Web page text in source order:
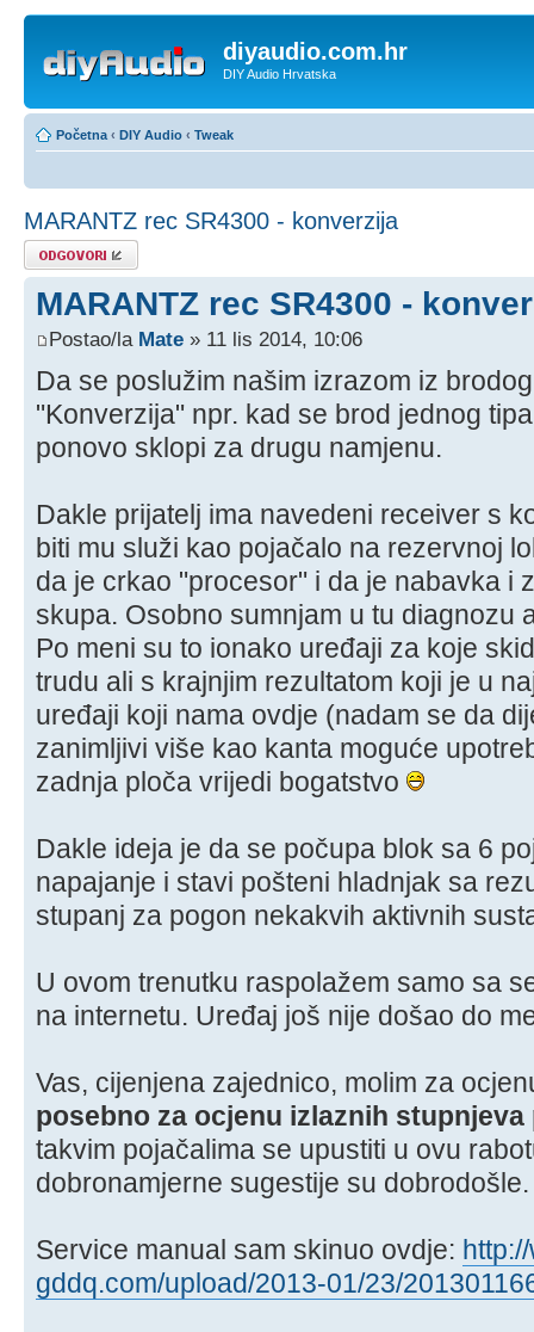
diyaudio.com.hr
DIY Audio Hrvatska
Početna ‹ DIY Audio ‹ Tweak
MARANTZ rec SR4300 - konverzija
Odgovori
MARANTZ rec SR4300 -
Postao/la Mate » 11 lis 2014, 10:06
Da se poslužim našim izrazom iz
"Konverzija" npr. kad se brod jednog
ponovo sklopi za drugu namjenu.
Dakle prijatelj ima navedeni receiver s
biti mu služi kao pojačalo na rezervnoj
da je crkao "procesor" i da je nabavka i
skupa. Osobno sumnjam u tu diagnozu
Po meni su to ionako uređaji za koje
trudu ali s krajnjim rezultatom koji je u
uređaji koji nama ovdje (nadam se da
zanimljivi više kao kanta moguće
zadnja ploča vrijedi bogatstvo
Dakle ideja je da se počupa blok sa 6
napajanje i stavi pošteni hladnjak sa
stupanj za pogon nekakvih aktivnih
U ovom trenutku raspolažem samo sa
na internetu. Uređaj još nije došao do
Vas, cijenjena zajednico, molim za
posebno za ocjenu izlaznih stupnjeva
takvim pojačalima se upustiti u ovu
dobronamjerne sugestije su dobrodošle.
Service manual sam skinuo ovdje:
gddq.com/upload/2013-01/23/